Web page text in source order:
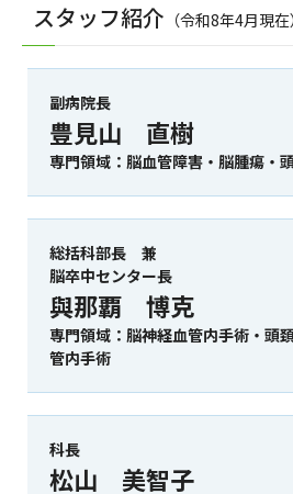
スタッフ紹介 （令和8年4月現在）
副病院長
豊見山 直樹
専門領域：脳血管障害・脳腫瘍・
総括科部長 兼
脳卒中センター長
與那覇 博克
専門領域：脳神経血管内手術・頭
管内手術
科長
松山 美智子